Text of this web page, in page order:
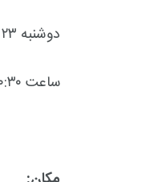
دوشنبه ۲۳ فروردین ۱۳۹۵
ساعت ۱۰:۳۰ تا ۱۲:۳۰
0+